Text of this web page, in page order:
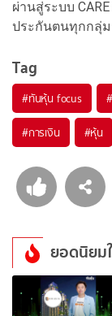
ผ่านสู่ระบบ
ประกันตนทุกกลุ่ม
Tag
#ทันหุ้น focus #
#การเงิน #หุ้น
ยอดนิยม